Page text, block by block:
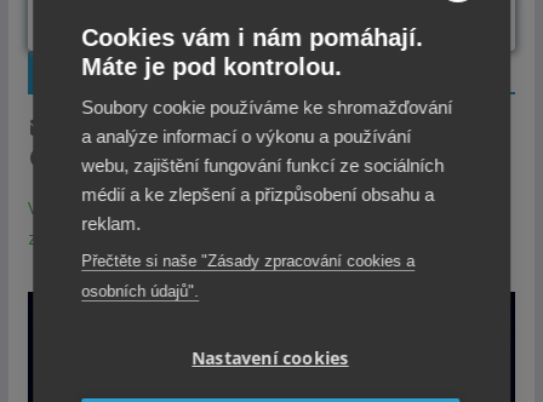
ODEBÍREJTE NOVINKY
1x týdně email s TOP novinkami.
Z odběru se můžete kdykoli odhlásit.
Vaše údaje jsou u nás v bezpečí. Přečtěte si zásady
zpracování Cookies a Osobních údajů.
Cookies vám i nám pomáhají.
Máte je pod kontrolou.
Soubory cookie používáme ke shromažďování
a analýze informací o výkonu a používání
webu, zajištění fungování funkcí ze sociálních
médií a ke zlepšení a přizpůsobení obsahu a
reklam.
Přečtěte si naše "Zásady zpracování cookies a
osobních údajů".
Nastavení cookies